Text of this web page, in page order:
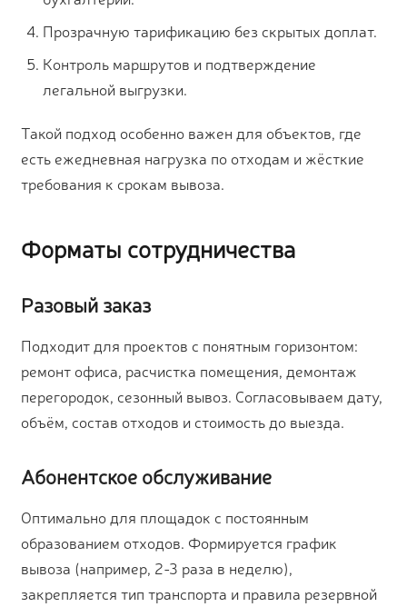
Прозрачную тарификацию без скрытых доплат.
Контроль маршрутов и подтверждение
легальной выгрузки.
Такой подход особенно важен для объектов, где
есть ежедневная нагрузка по отходам и жёсткие
требования к срокам вывоза.
Форматы сотрудничества
Разовый заказ
Подходит для проектов с понятным горизонтом:
ремонт офиса, расчистка помещения, демонтаж
перегородок, сезонный вывоз. Согласовываем дату,
объём, состав отходов и стоимость до выезда.
Абонентское обслуживание
Оптимально для площадок с постоянным
образованием отходов. Формируется график
вывоза (например, 2-3 раза в неделю),
закрепляется тип транспорта и правила резервной